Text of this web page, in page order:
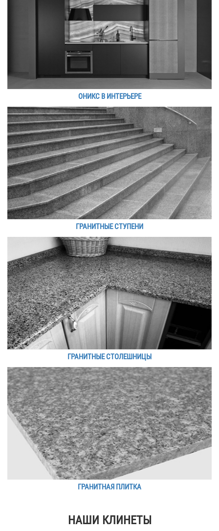
ОНИКС В ИНТЕРЬЕРЕ
ГРАНИТНЫЕ СТУПЕНИ
ГРАНИТНЫЕ СТОЛЕШНИЦЫ
ГРАНИТНАЯ ПЛИТКА
НАШИ КЛИНЕТЫ